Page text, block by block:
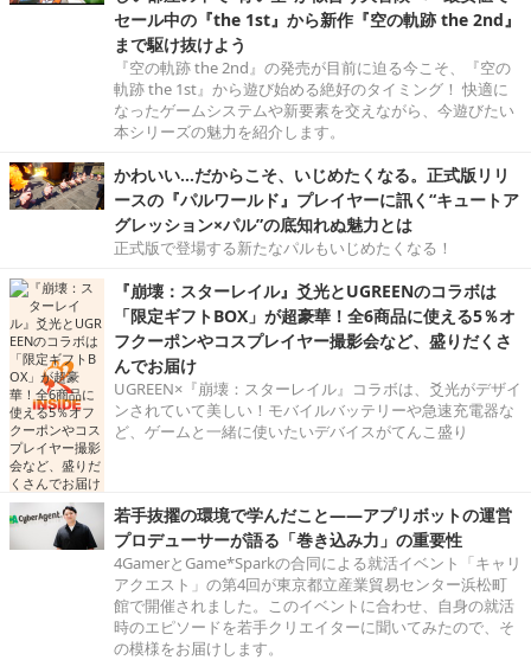
セール中の『the 1st』から新作『空の軌跡 the 2nd』
まで駆け抜けよう
『空の軌跡 the 2nd』の発売が目前に迫る今こそ、『空の
軌跡 the 1st』から遊び始める絶好のタイミング！ 快適に
なったゲームシステムや新要素を交えながら、今遊びたい
本シリーズの魅力を紹介します。
かわいい…だからこそ、いじめたくなる。正式版リリ
ースの『パルワールド』プレイヤーに訊く“キュートア
グレッション×パル”の底知れぬ魅力とは
正式版で登場する新たなパルもいじめたくなる！
『崩壊：スターレイル』爻光とUGREENのコラボは
「限定ギフトBOX」が超豪華！全6商品に使える5％オ
フクーポンやコスプレイヤー撮影会など、盛りだくさ
んでお届け
UGREEN×『崩壊：スターレイル』コラボは、爻光がデザイ
ンされていて美しい！モバイルバッテリーや急速充電器な
ど、ゲームと一緒に使いたいデバイスがてんこ盛り
若手抜擢の環境で学んだこと――アプリボットの運営
プロデューサーが語る「巻き込み力」の重要性
4GamerとGame*Sparkの合同による就活イベント「キャリ
アクエスト」の第4回が東京都立産業貿易センター浜松町
館で開催されました。このイベントに合わせ、自身の就活
時のエピソードを若手クリエイターに聞いてみたので、そ
の模様をお届けします。